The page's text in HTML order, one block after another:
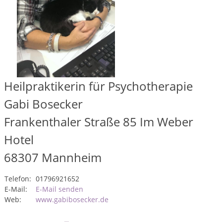
Heilpraktikerin für Psychotherapie
Gabi Bosecker
Frankenthaler Straße 85 Im Weber
Hotel
68307 Mannheim
Telefon: 01796921652
E-Mail:
E-Mail senden
Web:
www.gabibosecker.de